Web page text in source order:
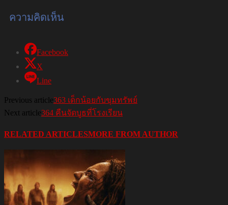
ความคิดเห็น
Facebook
X
Line
Previous article363 เด็กน้อยกับขุมทรัพย์
Next article364 คืนจัดบูธที่โรงเรียน
RELATED ARTICLESMORE FROM AUTHOR